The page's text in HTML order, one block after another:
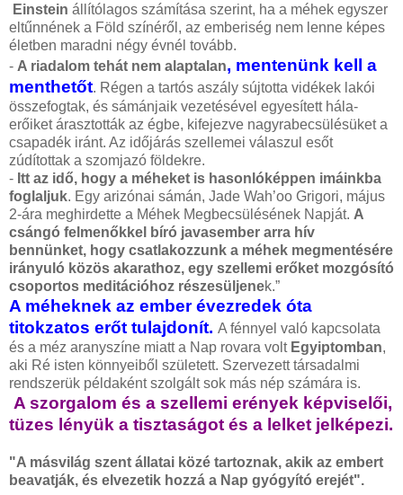
Einstein állítólagos számítása szerint, ha a méhek egyszer
eltűnnének a Föld színéről, az emberiség nem lenne képes
életben maradni négy évnél tovább.
- A riadalom tehát nem alaptalan, mentenünk kell a
menthetőt. Régen a tartós aszály sújtotta vidékek lakói
összefogtak, és sámánjaik vezetésével egyesített hála-
erőiket árasztották az égbe, kifejezve nagyrabecsülésüket a
csapadék iránt. Az időjárás szellemei válaszul esőt
zúdítottak a szomjazó földekre.
- Itt az idő, hogy a méheket is hasonlóképpen imáinkba
foglaljuk. Egy arizónai sámán, Jade Wah’oo Grigori, május
2-ára meghirdette a Méhek Megbecsülésének Napját. A
csángó felmenőkkel bíró javasember arra hív
bennünket, hogy csatlakozzunk a méhek megmentésére
irányuló közös akarathoz, egy szellemi erőket mozgósító
csoportos meditációhoz részesüljenek.”
A méheknek az ember évezredek óta
titokzatos erőt tulajdonít. A fénnyel való kapcsolata
és a méz aranyszíne miatt a Nap rovara volt Egyiptomban,
aki Ré isten könnyeiből született. Szervezett társadalmi
rendszerük példaként szolgált sok más nép számára is.
A szorgalom és a szellemi erények képviselői,
tüzes lényük a tisztaságot és a lelket jelképezi.
"A másvilág szent állatai közé tartoznak, akik az embert
beavatják, és elvezetik hozzá a Nap gyógyító erejét".